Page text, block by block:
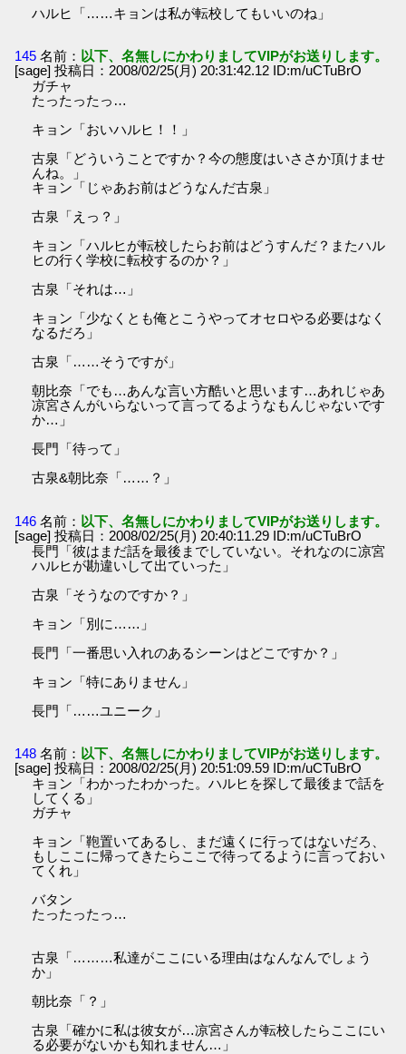
ハルヒ「……キョンは私が転校してもいいのね」
145 名前： 以下、名無しにかわりましてVIPがお送りします。
[sage] 投稿日：2008/02/25(月) 20:31:42.12 ID:m/uCTuBrO
ガチャ
たったったっ…
キョン「おいハルヒ！！」
古泉「どういうことですか？今の態度はいささか頂けませ
んね。」
キョン「じゃあお前はどうなんだ古泉」
古泉「えっ？」
キョン「ハルヒが転校したらお前はどうすんだ？またハル
ヒの行く学校に転校するのか？」
古泉「それは…」
キョン「少なくとも俺とこうやってオセロやる必要はなく
なるだろ」
古泉「……そうですが」
朝比奈「でも…あんな言い方酷いと思います…あれじゃあ
凉宮さんがいらないって言ってるようなもんじゃないです
か…」
長門「待って」
古泉&朝比奈「……？」
146 名前： 以下、名無しにかわりましてVIPがお送りします。
[sage] 投稿日：2008/02/25(月) 20:40:11.29 ID:m/uCTuBrO
長門「彼はまだ話を最後までしていない。それなのに凉宮
ハルヒが勘違いして出ていった」
古泉「そうなのですか？」
キョン「別に……」
長門「一番思い入れのあるシーンはどこですか？」
キョン「特にありません」
長門「……ユニーク」
148 名前： 以下、名無しにかわりましてVIPがお送りします。
[sage] 投稿日：2008/02/25(月) 20:51:09.59 ID:m/uCTuBrO
キョン「わかったわかった。ハルヒを探して最後まで話を
してくる」
ガチャ
キョン「鞄置いてあるし、まだ遠くに行ってはないだろ、
もしここに帰ってきたらここで待ってるように言っておい
てくれ」
バタン
たったったっ…
古泉「………私達がここにいる理由はなんなんでしょう
か」
朝比奈「？」
古泉「確かに私は彼女が…凉宮さんが転校したらここにい
る必要がないかも知れません…」